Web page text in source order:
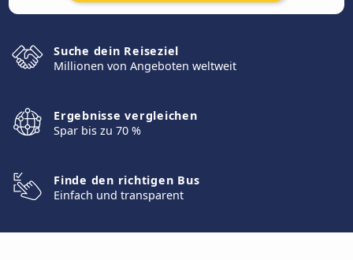
Suche dein Reiseziel
Millionen von Angeboten weltweit
Ergebnisse vergleichen
Spar bis zu 70 %
Finde den richtigen Bus
Einfach und transparent